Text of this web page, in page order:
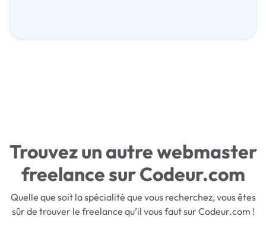
Trouvez un autre webmaster
freelance sur Codeur.com
Quelle que soit la spécialité que vous recherchez, vous êtes
sûr de trouver le freelance qu’il vous faut sur Codeur.com !